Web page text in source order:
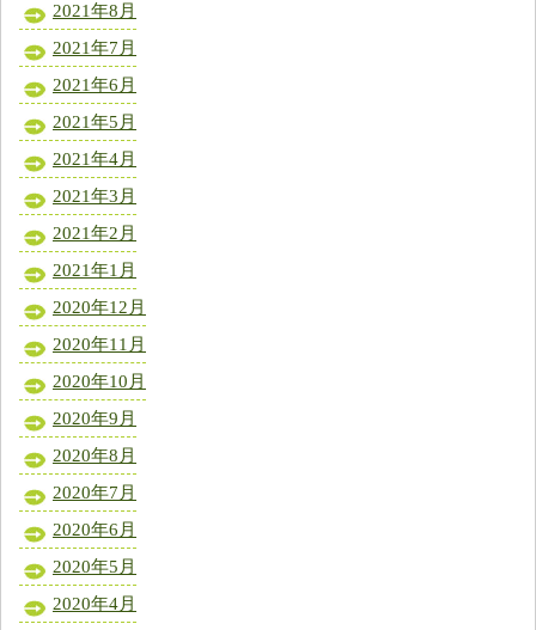
2021年8月
2021年7月
2021年6月
2021年5月
2021年4月
2021年3月
2021年2月
2021年1月
2020年12月
2020年11月
2020年10月
2020年9月
2020年8月
2020年7月
2020年6月
2020年5月
2020年4月